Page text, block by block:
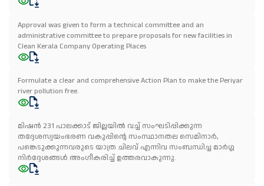
Approval was given to form a technical committee and an
administrative committee to prepare proposals for new facilities in
Clean Kerala Company Operating Places
Formulate a clear and comprehensive Action Plan to make the Periyar
river pollution free.
മിഷൻ 231 പാലക്കാട് ജില്ലയിൽ വച്ച് സംഘടിപ്പിക്കുന്ന
തദ്ദേശസ്വയംഭരണ വകുപ്പിന്റെ സംസ്ഥാനതല സെമിനാർ,
പങ്കെടുക്കുന്നവരുടെ യാത്ര ചിലവ് എന്നിവ സംബന്ധിച്ച മാർഗ്ഗ
നിർദ്ദേശങ്ങൾ അംഗീകരിച്ച് ഉത്തരവാകുന്നു.